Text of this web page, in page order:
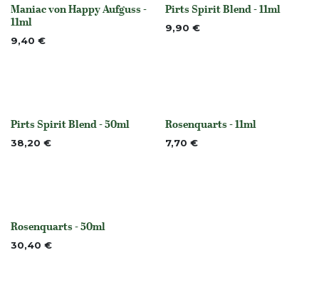
None
Maniac von Happy Aufguss -
11ml
9,40 € Nicht vorrättig
Pirts Spirit Blend - 11ml
9,90 €
Nicht vorrättig
Pirts Spirit Blend - 50ml
38,20 € None
Rosenquarts - 11ml
7,70 €
None
Rosenquarts - 50ml
30,40 €